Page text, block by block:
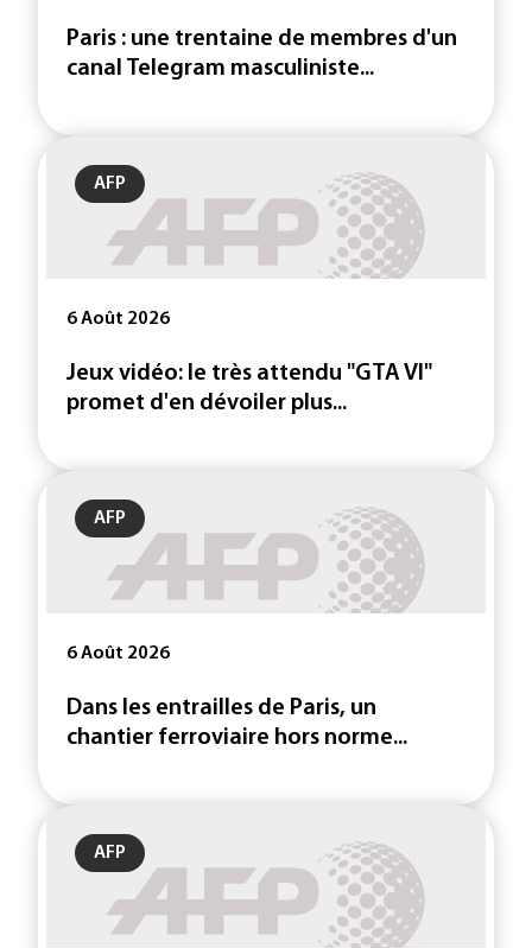
Paris : une trentaine de membres d'un
canal Telegram masculiniste...
AFP
6 Août 2026
Jeux vidéo: le très attendu "GTA VI"
promet d'en dévoiler plus...
AFP
6 Août 2026
Dans les entrailles de Paris, un
chantier ferroviaire hors norme...
AFP